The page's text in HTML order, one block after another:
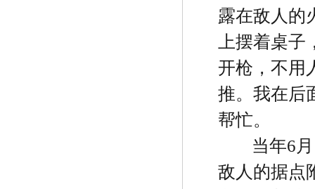
露在敌人的
上摆着桌
开枪，不用
推。我在后
帮忙。
当年6
敌人的据点